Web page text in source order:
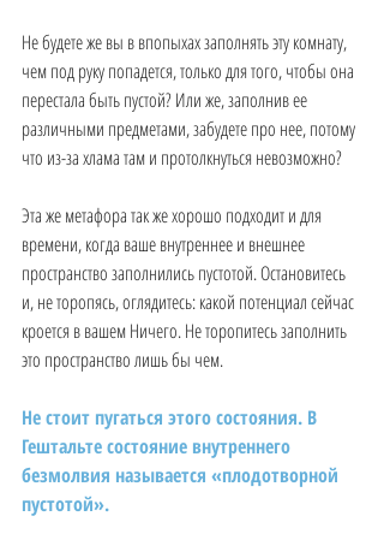
Не будете же вы в впопыхах заполнять эту комнату,
чем под руку попадется, только для того, чтобы она
перестала быть пустой? Или же, заполнив ее
различными предметами, забудете про нее, потому
что из-за хлама там и протолкнуться невозможно?
Эта же метафора так же хорошо подходит и для
времени, когда ваше внутреннее и внешнее
пространство заполнились пустотой. Остановитесь
и, не торопясь, оглядитесь: какой потенциал сейчас
кроется в вашем Ничего. Не торопитесь заполнить
это пространство лишь бы чем.
Не стоит пугаться этого состояния. В
Гештальте состояние внутреннего
безмолвия называется «плодотворной
пустотой».